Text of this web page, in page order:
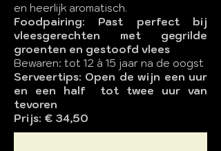
en heerlijk aromatisch.
Foodpairing: Past perfect bij
vleesgerechten met gegrilde
groenten en gestoofd vlees
Bewaren: tot 12 à 15 jaar na de oogst
Serveertips: Open de wijn een uur
en een half tot twee uur van
tevoren
Prijs: € 34,50